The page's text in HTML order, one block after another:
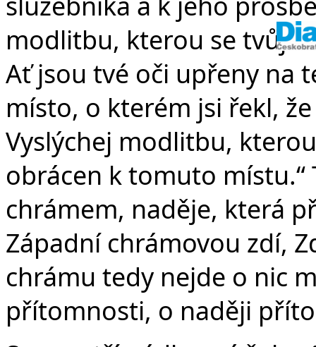
modlitbu, kterou se tvůj
Ať jsou tvé oči upřeny na
místo, o kterém jsi řekl,
Vyslýchej modlitbu,
obrácen k tomuto místu.“
chrámem, naděje, která
Západní chrámovou zdí,
chrámu tedy nejde o nic
přítomnosti, o naději